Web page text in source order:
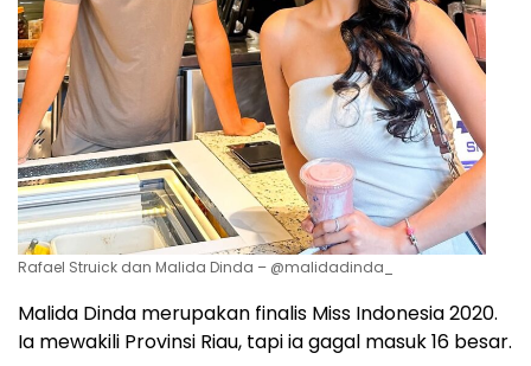
Rafael Struick dan Malida Dinda – @malidadinda_
Malida Dinda merupakan finalis Miss Indonesia 2020.
Ia mewakili Provinsi Riau, tapi ia gagal masuk 16 besar.